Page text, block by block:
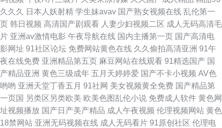
久久久
日本人妖射精 学生妹avav 国产熟女视频在线 乱伦第一
页 韩日视频 高清国产剧观看 人妻少妇视频二区 成人无码高清毛
片 亚洲av激情电影 午夜导航在线 国内主播第一页 国产高清电
影网址 91社区论坛 免费网站黄色在线 久久偷拍高清亚洲 91午
夜在线免费 亚洲精品第五页 麻豆网站在线观看 91精选国产 国
产精品亚洲 黄色三级成年 五月天婷婷爱 国产不卡小视频 AV色
哟哟 亚洲天堂丁香五月 91社网 美女视频黄全免费 国产精品第
一页国 另类区另类欧美 欧美色图乱伦小说 免费成人软件 黄色网
址视频播放 国产日产美产精品 成人午夜视频 伦理视频网站 黄色
18禁网站 亚洲无码视频在线 成人无码看片 91原创社区 伦理电